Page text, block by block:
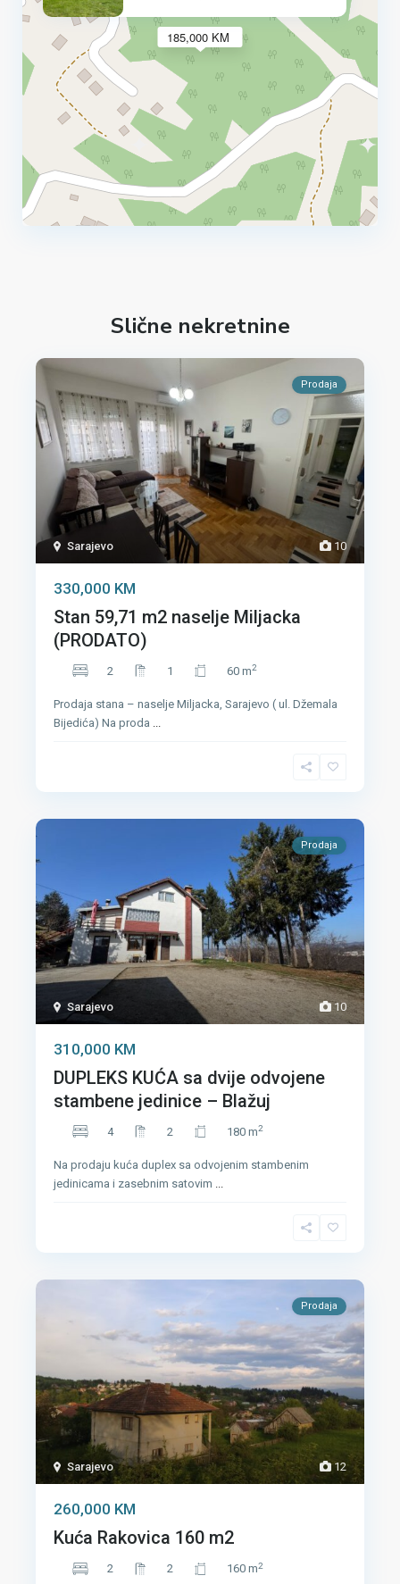
185,000 KM
Slične nekretnine
10
Sarajevo
Prodaja
330,000 KM
Stan 59,71 m2 naselje Miljacka
(PRODATO)
2 1 60 m2
Prodaja stana – naselje Miljacka, Sarajevo ( ul. Džemala
Bijedića) Na proda
10
Sarajevo
Prodaja
310,000 KM
DUPLEKS KUĆA sa dvije odvojene
stambene jedinice – Blažuj
4 2 180 m2
Na prodaju kuća duplex sa odvojenim stambenim
jedinicama i zasebnim satovim
12
Sarajevo
Prodaja
260,000 KM
Kuća Rakovica 160 m2
2 2 160 m2